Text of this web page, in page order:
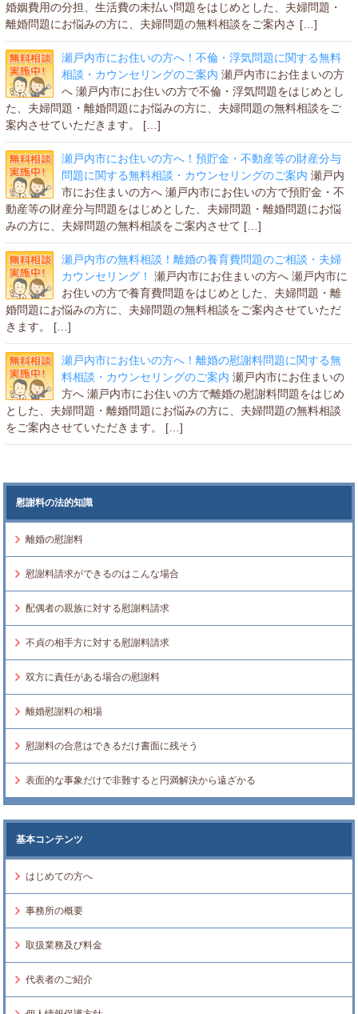
婚姻費用の分担、生活費の未払い問題をはじめとした、夫婦問題・
離婚問題にお悩みの方に、夫婦問題の無料相談をご案内さ […]
瀬戸内市にお住いの方へ！不倫・浮気問題に関する無料
相談・カウンセリングのご案内 瀬戸内市にお住まいの方
へ 瀬戸内市にお住いの方で不倫・浮気問題をはじめとし
た、夫婦問題・離婚問題にお悩みの方に、夫婦問題の無料相談をご
案内させていただきます。 […]
瀬戸内市にお住いの方へ！預貯金・不動産等の財産分与
問題に関する無料相談・カウンセリングのご案内 瀬戸内
市にお住まいの方へ 瀬戸内市にお住いの方で預貯金・不
動産等の財産分与問題をはじめとした、夫婦問題・離婚問題にお悩
みの方に、夫婦問題の無料相談をご案内させて […]
瀬戸内市の無料相談！離婚の養育費問題のご相談・夫婦
カウンセリング！
瀬戸内市にお住まいの方へ 瀬戸内市に
お住いの方で養育費問題をはじめとした、夫婦問題・離
婚問題にお悩みの方に、夫婦問題の無料相談をご案内させていただ
きます。 […]
瀬戸内市にお住いの方へ！離婚の慰謝料問題に関する無
料相談・カウンセリングのご案内 瀬戸内市にお住まいの
方へ 瀬戸内市にお住いの方で離婚の慰謝料問題をはじめ
とした、夫婦問題・離婚問題にお悩みの方に、夫婦問題の無料相談
をご案内させていただきます。 […]
慰謝料の法的知識
離婚の慰謝料
慰謝料請求ができるのはこんな場合
配偶者の親族に対する慰謝料請求
不貞の相手方に対する慰謝料請求
双方に責任がある場合の慰謝料
離婚慰謝料の相場
慰謝料の合意はできるだけ書面に残そう
表面的な事象だけで非難すると円満解決から遠ざかる
基本コンテンツ
はじめての方へ
事務所の概要
取扱業務及び料金
代表者のご紹介